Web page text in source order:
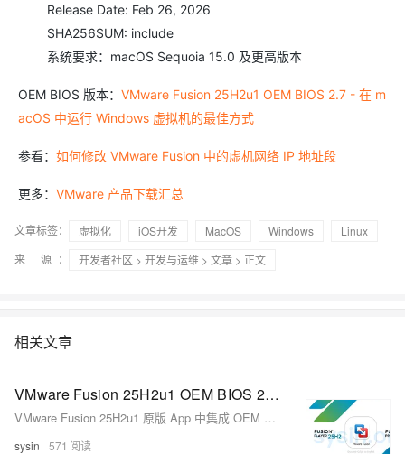
Release Date: Feb 26, 2026
SHA256SUM: include
系统要求：macOS Sequoia 15.0 及更高版本
OEM BIOS 版本： VMware Fusion 25H2u1 OEM BIOS 2.7 - 在 m
acOS 中运行 Windows 虚拟机的最佳方式
参看： 如何修改 VMware Fusion 中的虚机网络 IP 地址段
更多： VMware 产品下载汇总
文章标签： 虚拟化 iOS开发 MacOS Windows
Linux
来 源：
开发者社区 > 开发与运维 > 文章 > 正文
相关文章
VMware Fusion 25H2u1 OEM BIOS 2.7 - 在 macOS 中运行 Windows 虚拟机的最佳方式
VMware Fusion 25H2u1 原版 App 中集成 OEM BIOS
sysin 571